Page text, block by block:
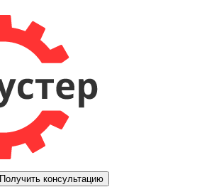
Получить консультацию